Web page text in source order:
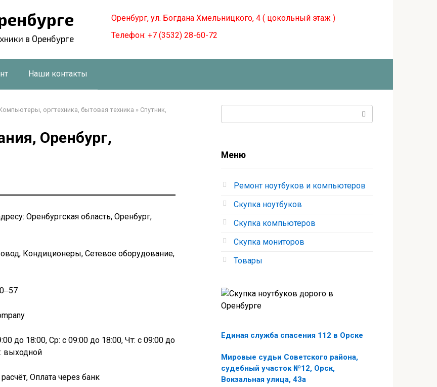
в Оренбурге
Оренбург, ул. Богдана Хмельницкого, 4 ( цокольный этаж )
Телефон: +7 (3532) 28-60-72
Наши контакты
оргтехника, бытовая техника » Спутник,
Оренбург,
Оренбургская область, Оренбург,
Кондиционеры, Сетевое оборудование,
до 18:00, Ср: с 09:00 до 18:00, Чт: с 09:00 до
выходной
Оплата через банк
Меню
Ремонт ноутбуков и компьютеров
Скупка ноутбуков
Скупка компьютеров
Скупка мониторов
Товары
Единая служба спасения 112 в Орске
Мировые судьи Советского района,
судебный участок №12, Орск,
Вокзальная улица, 43а